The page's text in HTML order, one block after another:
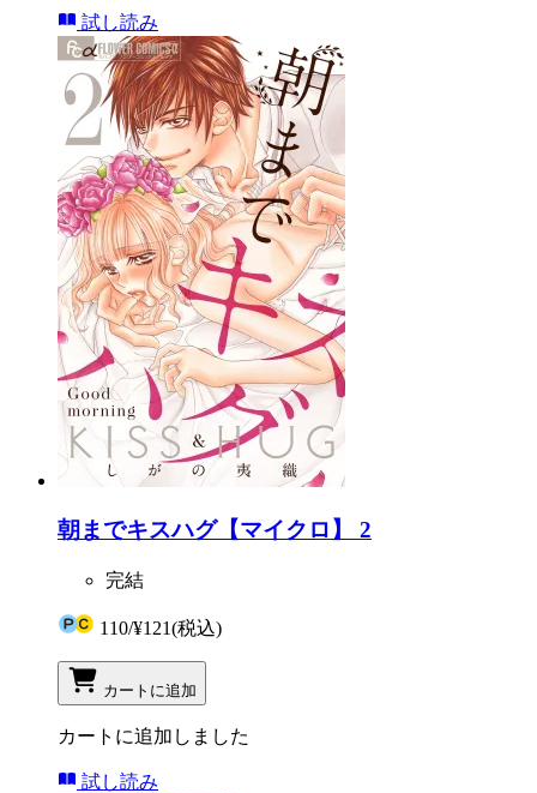
試し読み
朝までキスハグ【マイクロ】 2
完結
110/¥121(税込)
カートに追加
カートに追加しました
試し読み